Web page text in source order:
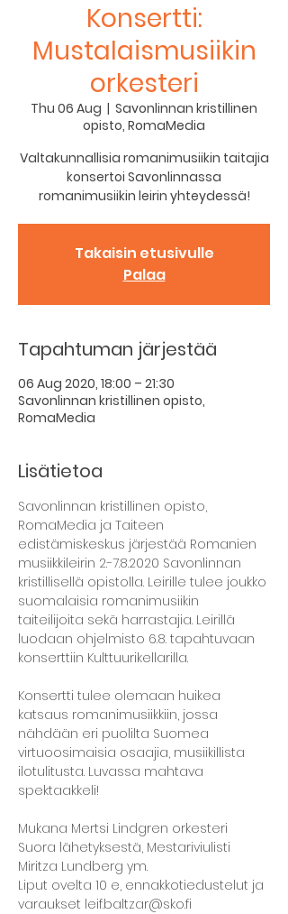
Konsertti:
Mustalaismusiikin
orkesteri
Thu 06 Aug
  |
Savonlinnan kristillinen
opisto, RomaMedia
Valtakunnallisia romanimusiikin taitajia
konsertoi Savonlinnassa
romanimusiikin leirin yhteydessä!
Takaisin etusivulle
Palaa
Tapahtuman järjestää
06 Aug 2020, 18:00 – 21:30
Savonlinnan kristillinen opisto,
RomaMedia
Lisätietoa
Savonlinnan kristillinen opisto,
RomaMedia ja Taiteen
edistämiskeskus järjestää Romanien
musiikkileirin 2.-7.8.2020 Savonlinnan
kristillisellä opistolla. Leirille tulee joukko
suomalaisia romanimusiikin
taiteilijoita sekä harrastajia. Leirillä
luodaan ohjelmisto 6.8. tapahtuvaan
konserttiin Kulttuurikellarilla.
Konsertti tulee olemaan huikea
katsaus romanimusiikkiin, jossa
nähdään eri puolilta Suomea
virtuoosimaisia osaajia, musiikillista
ilotulitusta. Luvassa mahtava
spektaakkeli!
Mukana Mertsi Lindgren orkesteri
Suora lähetyksestä, Mestariviulisti
Miritza Lundberg ym.
Liput ovelta 10 e, ennakkotiedustelut ja
varaukset leif.baltzar@sko.fi